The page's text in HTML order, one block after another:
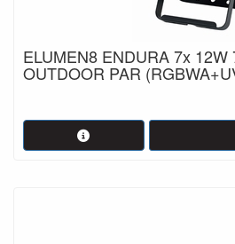
ELUMEN8 ENDURA 7x 12W
OUTDOOR PAR